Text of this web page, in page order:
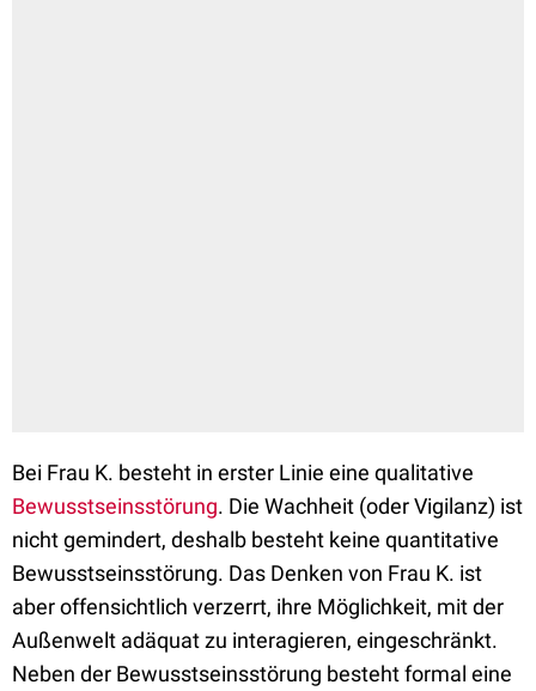
Bei Frau K. besteht in erster Linie eine qualitative
Bewusstseinsstörung. Die Wachheit (oder Vigilanz) ist
nicht gemindert, deshalb besteht keine quantitative
Bewusstseinsstörung. Das Denken von Frau K. ist
aber offensichtlich verzerrt, ihre Möglichkeit, mit der
Außenwelt adäquat zu interagieren, eingeschränkt.
Neben der Bewusstseinsstörung besteht formal eine